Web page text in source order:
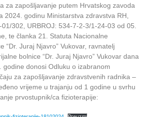
za zapošljavanje putem Hrvatskog zavoda
2024. godinu Ministarstva zdravstva RH,
302, URBROJ: 534-7-2-3/1-24-03 od 05.
te članka 21. Statuta Nacionalne
“Dr. Juraj Njavro” Vukovar, ravnatelj
bolnice “Dr. Juraj Njavro” Vukovar dana
godine donosi Odluku o izabranom
za zapošljavanje zdravstvenih radnika –
vrijeme u trajanju od 1 godine u svrhu
prvostupnik/ca fizioterapije: